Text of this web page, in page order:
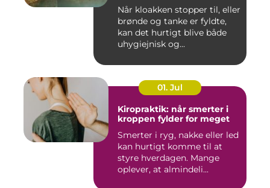
Når kloakken stopper til, eller
brønde og tanke er fyldte,
kan det hurtigt blive både
uhygiejnisk og...
01. Jul
Kiropraktik: når smerter i
kroppen fylder for meget
Smerter i ryg, nakke eller led
kan hurtigt komme til at
styre hverdagen. Mange
oplever, at almindeli...